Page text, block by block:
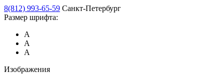
8(812) 993-65-59 Санкт-Петербург
Размер шрифта:
А
А
А
Изображения